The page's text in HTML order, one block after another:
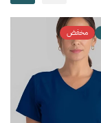
مخفض